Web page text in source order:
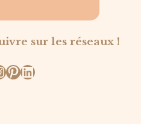
sur les réseaux !
Pinterest
LinkedIn